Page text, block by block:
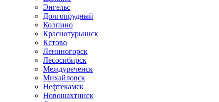
Энгельс
Долгопрудный
Колпино
Краснотурьинск
Кстово
Лениногорск
Лесосибирск
Междуреченск
Михайловск
Нефтекамск
Новошахтинск